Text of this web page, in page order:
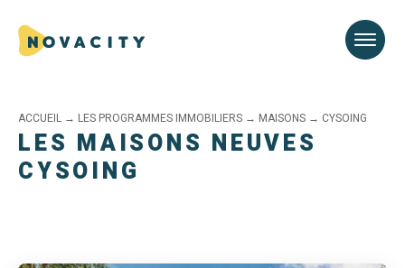
ACCUEIL → LES PROGRAMMES IMMOBILIERS → MAISONS → CYSOING
LES MAISONS NEUVES
CYSOING